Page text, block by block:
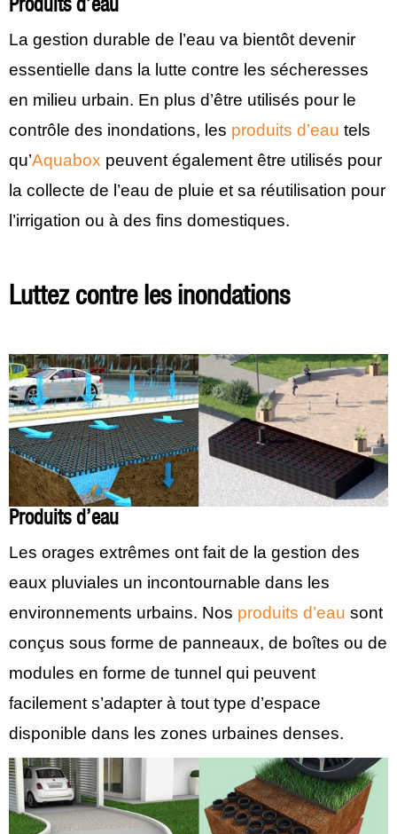
La gestion durable de l’eau va bientôt devenir
essentielle dans la lutte contre les sécheresses
en milieu urbain. En plus d’être utilisés pour le
contrôle des inondations, les produits d’eau tels
qu’Aquabox peuvent également être utilisés pour
la collecte de l’eau de pluie et sa réutilisation pour
l’irrigation ou à des fins domestiques.
Luttez contre les inondations
Produits d’eau
Les orages extrêmes ont fait de la gestion des
eaux pluviales un incontournable dans les
environnements urbains. Nos produits d’eau sont
conçus sous forme de panneaux, de boîtes ou de
modules en forme de tunnel qui peuvent
facilement s’adapter à tout type d’espace
disponible dans les zones urbaines denses.